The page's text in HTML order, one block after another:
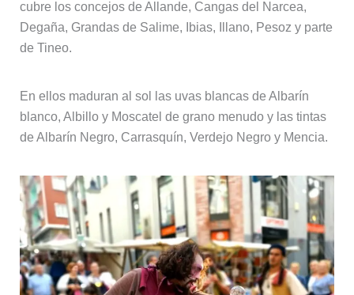
cubre los concejos de Allande, Cangas del Narcea,
Degaña, Grandas de Salime, Ibias, Illano, Pesoz y parte
de Tineo.
En ellos maduran al sol las uvas blancas de Albarín
blanco, Albillo y Moscatel de grano menudo y las tintas
de Albarín Negro, Carrasquín, Verdejo Negro y Mencia.